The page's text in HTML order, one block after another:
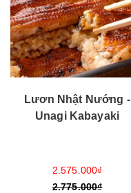
Lươn Nhật Nướng -
Unagi Kabayaki
2.575.000₫
2.775.000₫